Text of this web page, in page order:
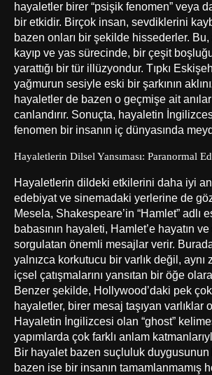
hayaletler birer “psişik fenomen” veya
bir etkidir. Birçok insan, sevdiklerini
bazen onları bir şekilde hissederler. Bu,
kayıp ve yas sürecinde, bir çeşit
yarattığı bir tür illüzyondur. Tıpkı
yağmurun sesiyle eski bir şarkının
hayaletler de bazen o geçmişe ait
canlandırır. Sonuçta, hayaletin
fenomen bir insanın iç dünyasında
Hayaletlerin Dilsel Yansıması: Paranormal
Hayaletlerin dildeki etkilerini daha iyi
edebiyat ve sinemadaki yerlerine de
Mesela, Shakespeare’in “Hamlet” adlı
babasının hayaleti, Hamlet’e hayatın
sorgulatan önemli mesajlar verir.
yalnızca korkutucu bir varlık değil, aynı
içsel çatışmalarını yansıtan bir öğe
Benzer şekilde, Hollywood’daki pek
hayaletler, birer mesaj taşıyan varlıklar
Hayaletin İngilizcesi olan “ghost”
yapımlarda çok farklı anlam
Bir hayalet bazen suçluluk duygusunun
bazen ise bir insanın tamamlanmamış